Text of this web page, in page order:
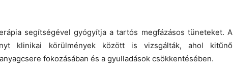
segítségével gyógyítja a tartós megfázásos tüneteket. A
klinikai körülmények között is vizsgálták, ahol kitűnő
fokozásában és a gyulladások csökkentésében.